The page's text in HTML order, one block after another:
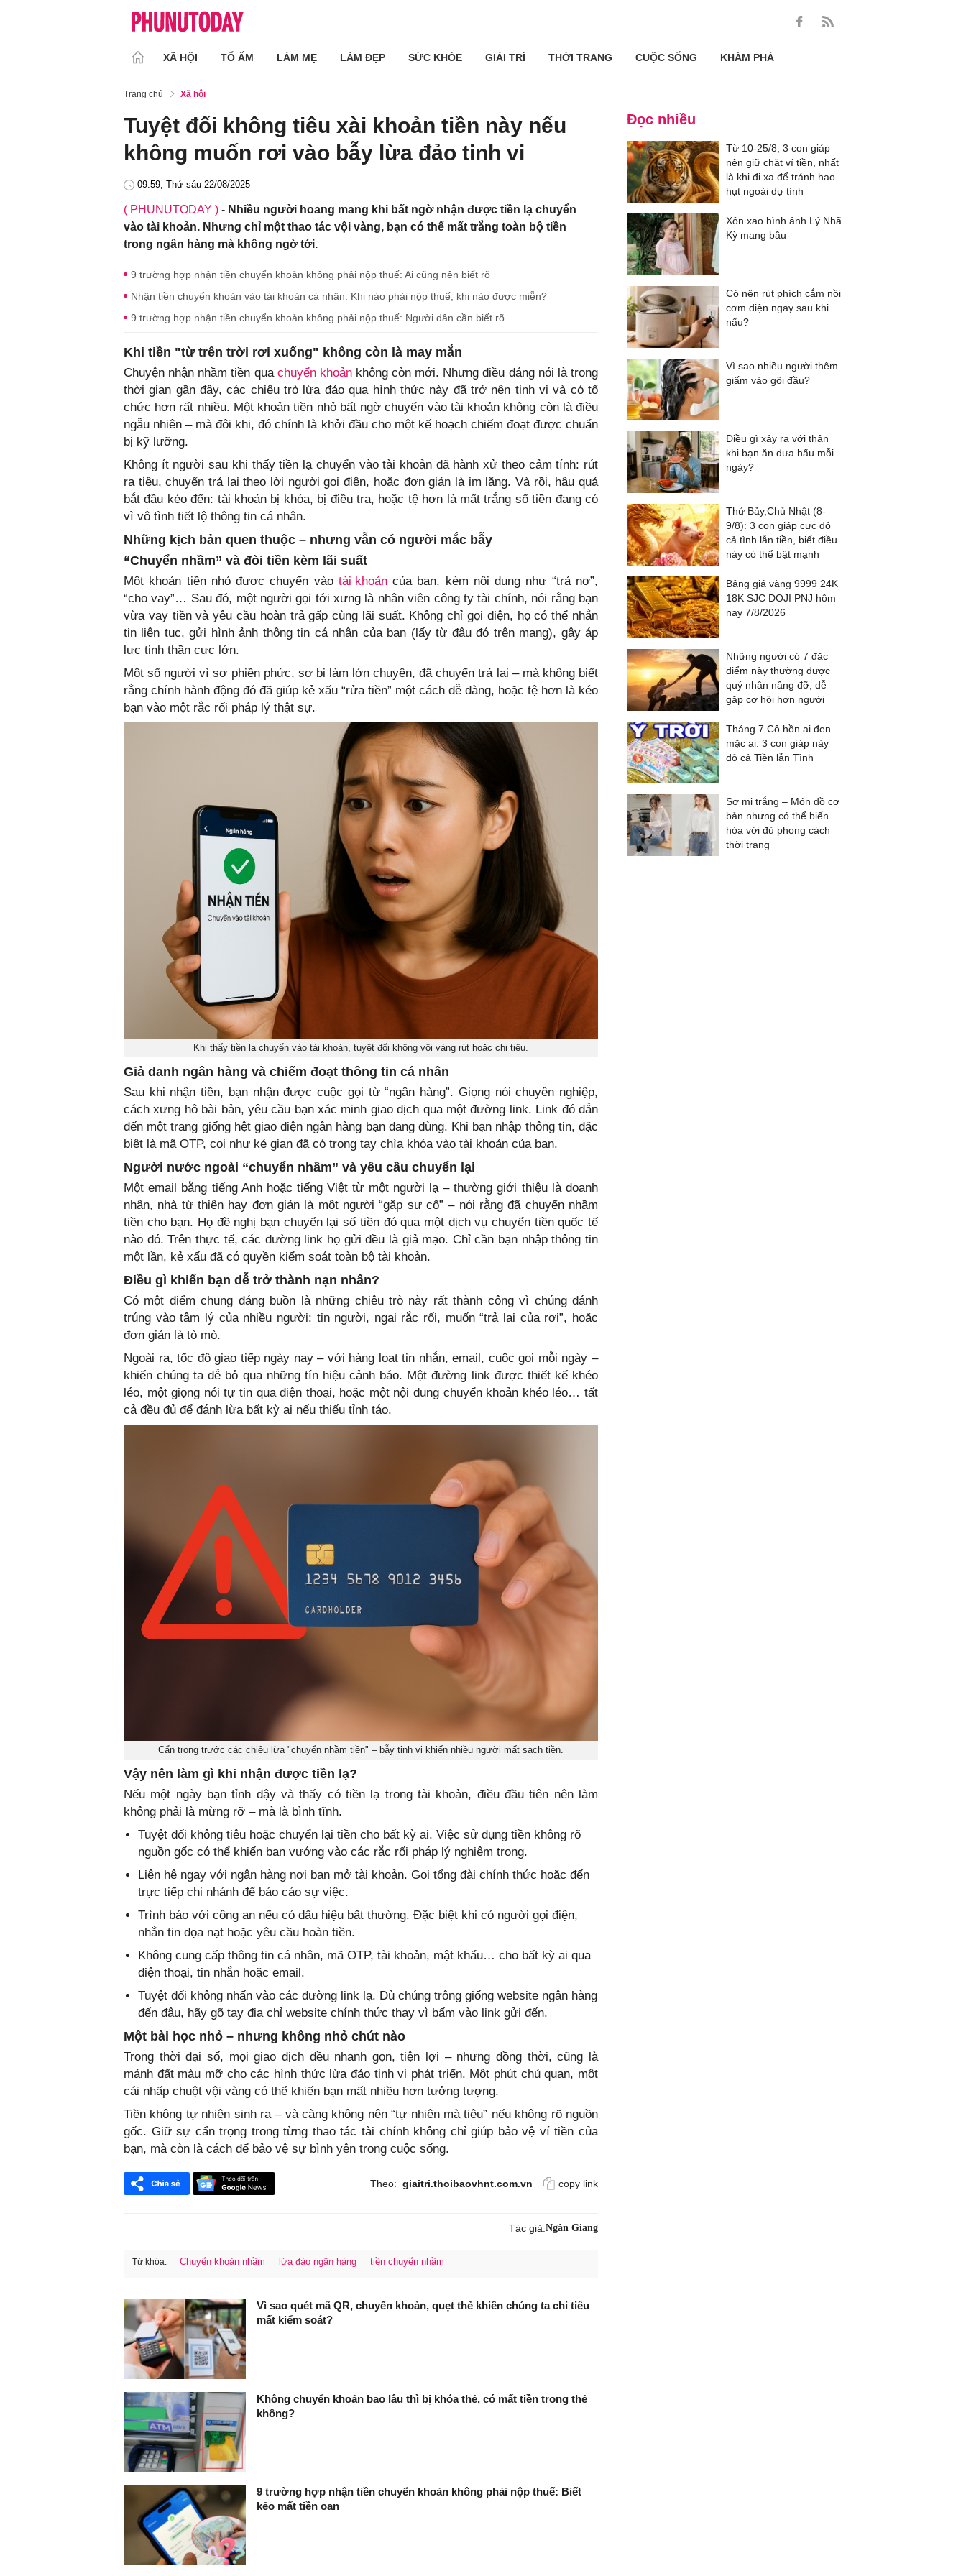
XÃ HỘI TỔ ẤM LÀM MẸ LÀM ĐẸP SỨC KHỎE GIẢI TRÍ THỜI TRANG CUỘC SỐNG KHÁM PHÁ
Trang chủ Xã hội
Tuyệt đối không tiêu xài khoản tiền này nếu
không muốn rơi vào bẫy lừa đảo tinh vi
09:59, Thứ sáu 22/08/2025
( PHUNUTODAY ) - Nhiều người hoang mang khi bất ngờ nhận được tiền lạ chuyển
vào tài khoản. Nhưng chỉ một thao tác vội vàng, bạn có thể mất trắng toàn bộ tiền
trong ngân hàng mà không ngờ tới.
9 trường hợp nhận tiền chuyển khoản không phải nộp thuế: Ai cũng nên biết rõ
Nhận tiền chuyển khoản vào tài khoản cá nhân: Khi nào phải nộp thuế, khi nào được miễn?
9 trường hợp nhận tiền chuyển khoản không phải nộp thuế: Người dân cần biết rõ
Khi tiền "từ trên trời rơi xuống" không còn là may mắn
Chuyện nhận nhầm tiền qua chuyển khoảnkhông còn mới. Nhưng điều đáng nói là trong
thời gian gần đây, các chiêu trò lừa đảo qua hình thức này đã trở nên tinh vi và có tổ
chức hơn rất nhiều. Một khoản tiền nhỏ bất ngờ chuyển vào tài khoản không còn là điều
ngẫu nhiên – mà đôi khi, đó chính là khởi đầu cho một kế hoạch chiếm đoạt được chuẩn
bị kỹ lưỡng.
Không ít người sau khi thấy tiền lạ chuyển vào tài khoản đã hành xử theo cảm tính: rút
ra tiêu, chuyển trả lại theo lời người gọi điện, hoặc đơn giản là im lặng. Và rồi, hậu quả
bắt đầu kéo đến: tài khoản bị khóa, bị điều tra, hoặc tệ hơn là mất trắng số tiền đang có
vì vô tình tiết lộ thông tin cá nhân.
Những kịch bản quen thuộc – nhưng vẫn có người mắc bẫy
“Chuyển nhầm” và đòi tiền kèm lãi suất
Một khoản tiền nhỏ được chuyển vào tài khoảncủa bạn, kèm nội dung như “trả nợ”,
“cho vay”… Sau đó, một người gọi tới xưng là nhân viên công ty tài chính, nói rằng bạn
vừa vay tiền và yêu cầu hoàn trả gấp cùng lãi suất. Không chỉ gọi điện, họ có thể nhắn
tin liên tục, gửi hình ảnh thông tin cá nhân của bạn (lấy từ đâu đó trên mạng), gây áp
lực tinh thần cực lớn.
Một số người vì sợ phiền phức, sợ bị làm lớn chuyện, đã chuyển trả lại – mà không biết
rằng chính hành động đó đã giúp kẻ xấu “rửa tiền” một cách dễ dàng, hoặc tệ hơn là kéo
bạn vào một rắc rối pháp lý thật sự.
Khi thấy tiền lạ chuyển vào tài khoản, tuyệt đối không vội vàng rút hoặc chi tiêu.
Giả danh ngân hàng và chiếm đoạt thông tin cá nhân
Sau khi nhận tiền, bạn nhận được cuộc gọi từ “ngân hàng”. Giọng nói chuyên nghiệp,
cách xưng hô bài bản, yêu cầu bạn xác minh giao dịch qua một đường link. Link đó dẫn
đến một trang giống hệt giao diện ngân hàng bạn đang dùng. Khi bạn nhập thông tin, đặc
biệt là mã OTP, coi như kẻ gian đã có trong tay chìa khóa vào tài khoản của bạn.
Người nước ngoài “chuyển nhầm” và yêu cầu chuyển lại
Một email bằng tiếng Anh hoặc tiếng Việt từ một người lạ – thường giới thiệu là doanh
nhân, nhà từ thiện hay đơn giản là một người “gặp sự cố” – nói rằng đã chuyển nhầm
tiền cho bạn. Họ đề nghị bạn chuyển lại số tiền đó qua một dịch vụ chuyển tiền quốc tế
nào đó. Trên thực tế, các đường link họ gửi đều là giả mạo. Chỉ cần bạn nhập thông tin
một lần, kẻ xấu đã có quyền kiểm soát toàn bộ tài khoản.
Điều gì khiến bạn dễ trở thành nạn nhân?
Có một điểm chung đáng buồn là những chiêu trò này rất thành công vì chúng đánh
trúng vào tâm lý của nhiều người: tin người, ngại rắc rối, muốn “trả lại của rơi”, hoặc
đơn giản là tò mò.
Ngoài ra, tốc độ giao tiếp ngày nay – với hàng loạt tin nhắn, email, cuộc gọi mỗi ngày –
khiến chúng ta dễ bỏ qua những tín hiệu cảnh báo. Một đường link được thiết kế khéo
léo, một giọng nói tự tin qua điện thoại, hoặc một nội dung chuyển khoản khéo léo… tất
cả đều đủ để đánh lừa bất kỳ ai nếu thiếu tỉnh táo.
Cẩn trọng trước các chiêu lừa "chuyển nhầm tiền" – bẫy tinh vi khiến nhiều người mất sạch tiền.
Vậy nên làm gì khi nhận được tiền lạ?
Nếu một ngày bạn tỉnh dậy và thấy có tiền lạ trong tài khoản, điều đầu tiên nên làm
không phải là mừng rỡ – mà là bình tĩnh.
Tuyệt đối không tiêu hoặc chuyển lại tiền cho bất kỳ ai. Việc sử dụng tiền không rõ
nguồn gốc có thể khiến bạn vướng vào các rắc rối pháp lý nghiêm trọng.
Liên hệ ngay với ngân hàng nơi bạn mở tài khoản. Gọi tổng đài chính thức hoặc đến
trực tiếp chi nhánh để báo cáo sự việc.
Trình báo với công an nếu có dấu hiệu bất thường. Đặc biệt khi có người gọi điện,
nhắn tin dọa nạt hoặc yêu cầu hoàn tiền.
Không cung cấp thông tin cá nhân, mã OTP, tài khoản, mật khẩu… cho bất kỳ ai qua
điện thoại, tin nhắn hoặc email.
Tuyệt đối không nhấn vào các đường link lạ. Dù chúng trông giống website ngân hàng
đến đâu, hãy gõ tay địa chỉ website chính thức thay vì bấm vào link gửi đến.
Một bài học nhỏ – nhưng không nhỏ chút nào
Trong thời đại số, mọi giao dịch đều nhanh gọn, tiện lợi – nhưng đồng thời, cũng là
mảnh đất màu mỡ cho các hình thức lừa đảo tinh vi phát triển. Một phút chủ quan, một
cái nhấp chuột vội vàng có thể khiến bạn mất nhiều hơn tưởng tượng.
Tiền không tự nhiên sinh ra – và càng không nên “tự nhiên mà tiêu” nếu không rõ nguồn
gốc. Giữ sự cẩn trọng trong từng thao tác tài chính không chỉ giúp bảo vệ ví tiền của
bạn, mà còn là cách để bảo vệ sự bình yên trong cuộc sống.
Theo: giaitri.thoibaovhnt.com.vn copy link
Tác giả:Ngân Giang
Từ khóa: Chuyển khoản nhầm lừa đảo ngân hàng tiền chuyển nhầm
Vì sao quét mã QR, chuyển khoản, quẹt thẻ khiến chúng ta chi tiêu
mất kiểm soát?
Không chuyển khoản bao lâu thì bị khóa thẻ, có mất tiền trong thẻ
không?
9 trường hợp nhận tiền chuyển khoản không phải nộp thuế: Biết
kẻo mất tiền oan
Đọc nhiều
Từ 10-25/8, 3 con giáp
nên giữ chặt ví tiền, nhất
là khi đi xa để tránh hao
hụt ngoài dự tính
Xôn xao hình ảnh Lý Nhã
Kỳ mang bầu
Có nên rút phích cắm nồi
cơm điện ngay sau khi
nấu?
Vì sao nhiều người thêm
giấm vào gội đầu?
Điều gì xảy ra với thận
khi bạn ăn dưa hấu mỗi
ngày?
Thứ Bảy,Chủ Nhật (8-
9/8): 3 con giáp cực đỏ
cả tình lẫn tiền, biết điều
này có thể bật mạnh
Bảng giá vàng 9999 24K
18K SJC DOJI PNJ hôm
nay 7/8/2026
Những người có 7 đặc
điểm này thường được
quý nhân nâng đỡ, dễ
gặp cơ hội hơn người
Tháng 7 Cô hồn ai đen
mặc ai: 3 con giáp này
đỏ cả Tiền lẫn Tình
Sơ mi trắng – Món đồ cơ
bản nhưng có thể biến
hóa với đủ phong cách
thời trang